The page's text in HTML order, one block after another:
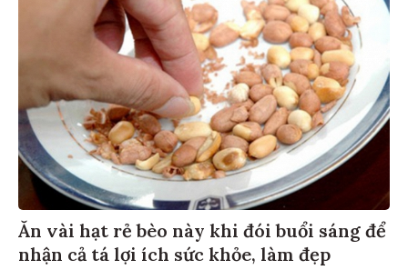
Ăn vài hạt rẻ bèo này khi đói buổi sáng để
nhận cả tá lợi ích sức khỏe, làm đẹp